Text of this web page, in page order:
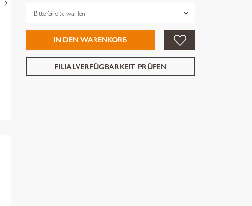
Grösse
IN DEN WARENKORB
FILIALVERFÜGBARKEIT PRÜFEN